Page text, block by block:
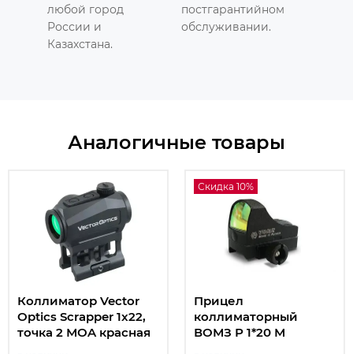
любой город
России и
Казахстана.
постгарантийном
обслуживании.
Аналогичные товары
Коллиматор Vector
Optics Scrapper 1x22,
точка 2 МOA красная
Скидка 10%
Прицел
коллиматорный
ВОМЗ Р 1*20 М